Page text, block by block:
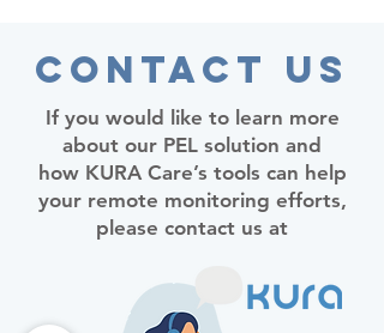
Contact Us
If you would like to learn more
about our PEL solution and
how KURA Care’s tools can help
your remote monitoring efforts,
please contact us at